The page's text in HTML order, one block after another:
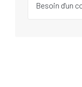
Besoin d'un